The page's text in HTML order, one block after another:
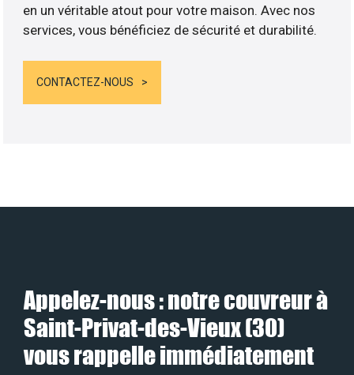
en un véritable atout pour votre maison. Avec nos
services, vous bénéficiez de sécurité et durabilité.
CONTACTEZ-NOUS
Appelez-nous : notre couvreur à
Saint-Privat-des-Vieux (30)
vous rappelle immédiatement